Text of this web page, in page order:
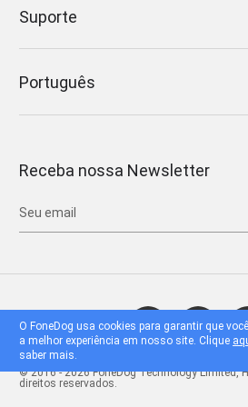
Suporte
Português
Receba nossa Newsletter
© 2016 - 2026 FoneDog Technology Limited,
direitos reservados.
O FoneDog usa cookies para garantir que
a melhor experiência em nosso site. Clique
saber mais.